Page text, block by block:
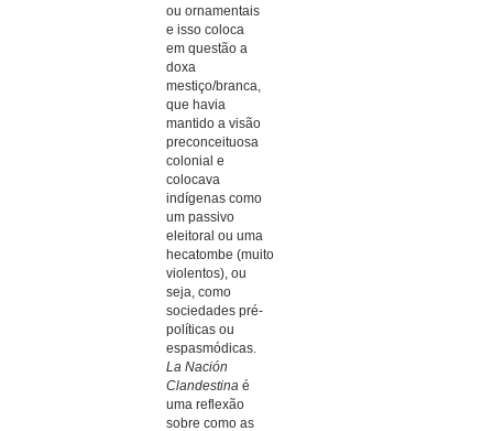
ou ornamentais
e isso coloca
em questão a
doxa
mestiço/branca,
que havia
mantido a visão
preconceituosa
colonial e
colocava
indígenas como
um passivo
eleitoral ou uma
hecatombe (muito
violentos), ou
seja, como
sociedades pré-
políticas ou
espasmódicas.
La Nación
Clandestinaé
uma reflexão
sobre como as